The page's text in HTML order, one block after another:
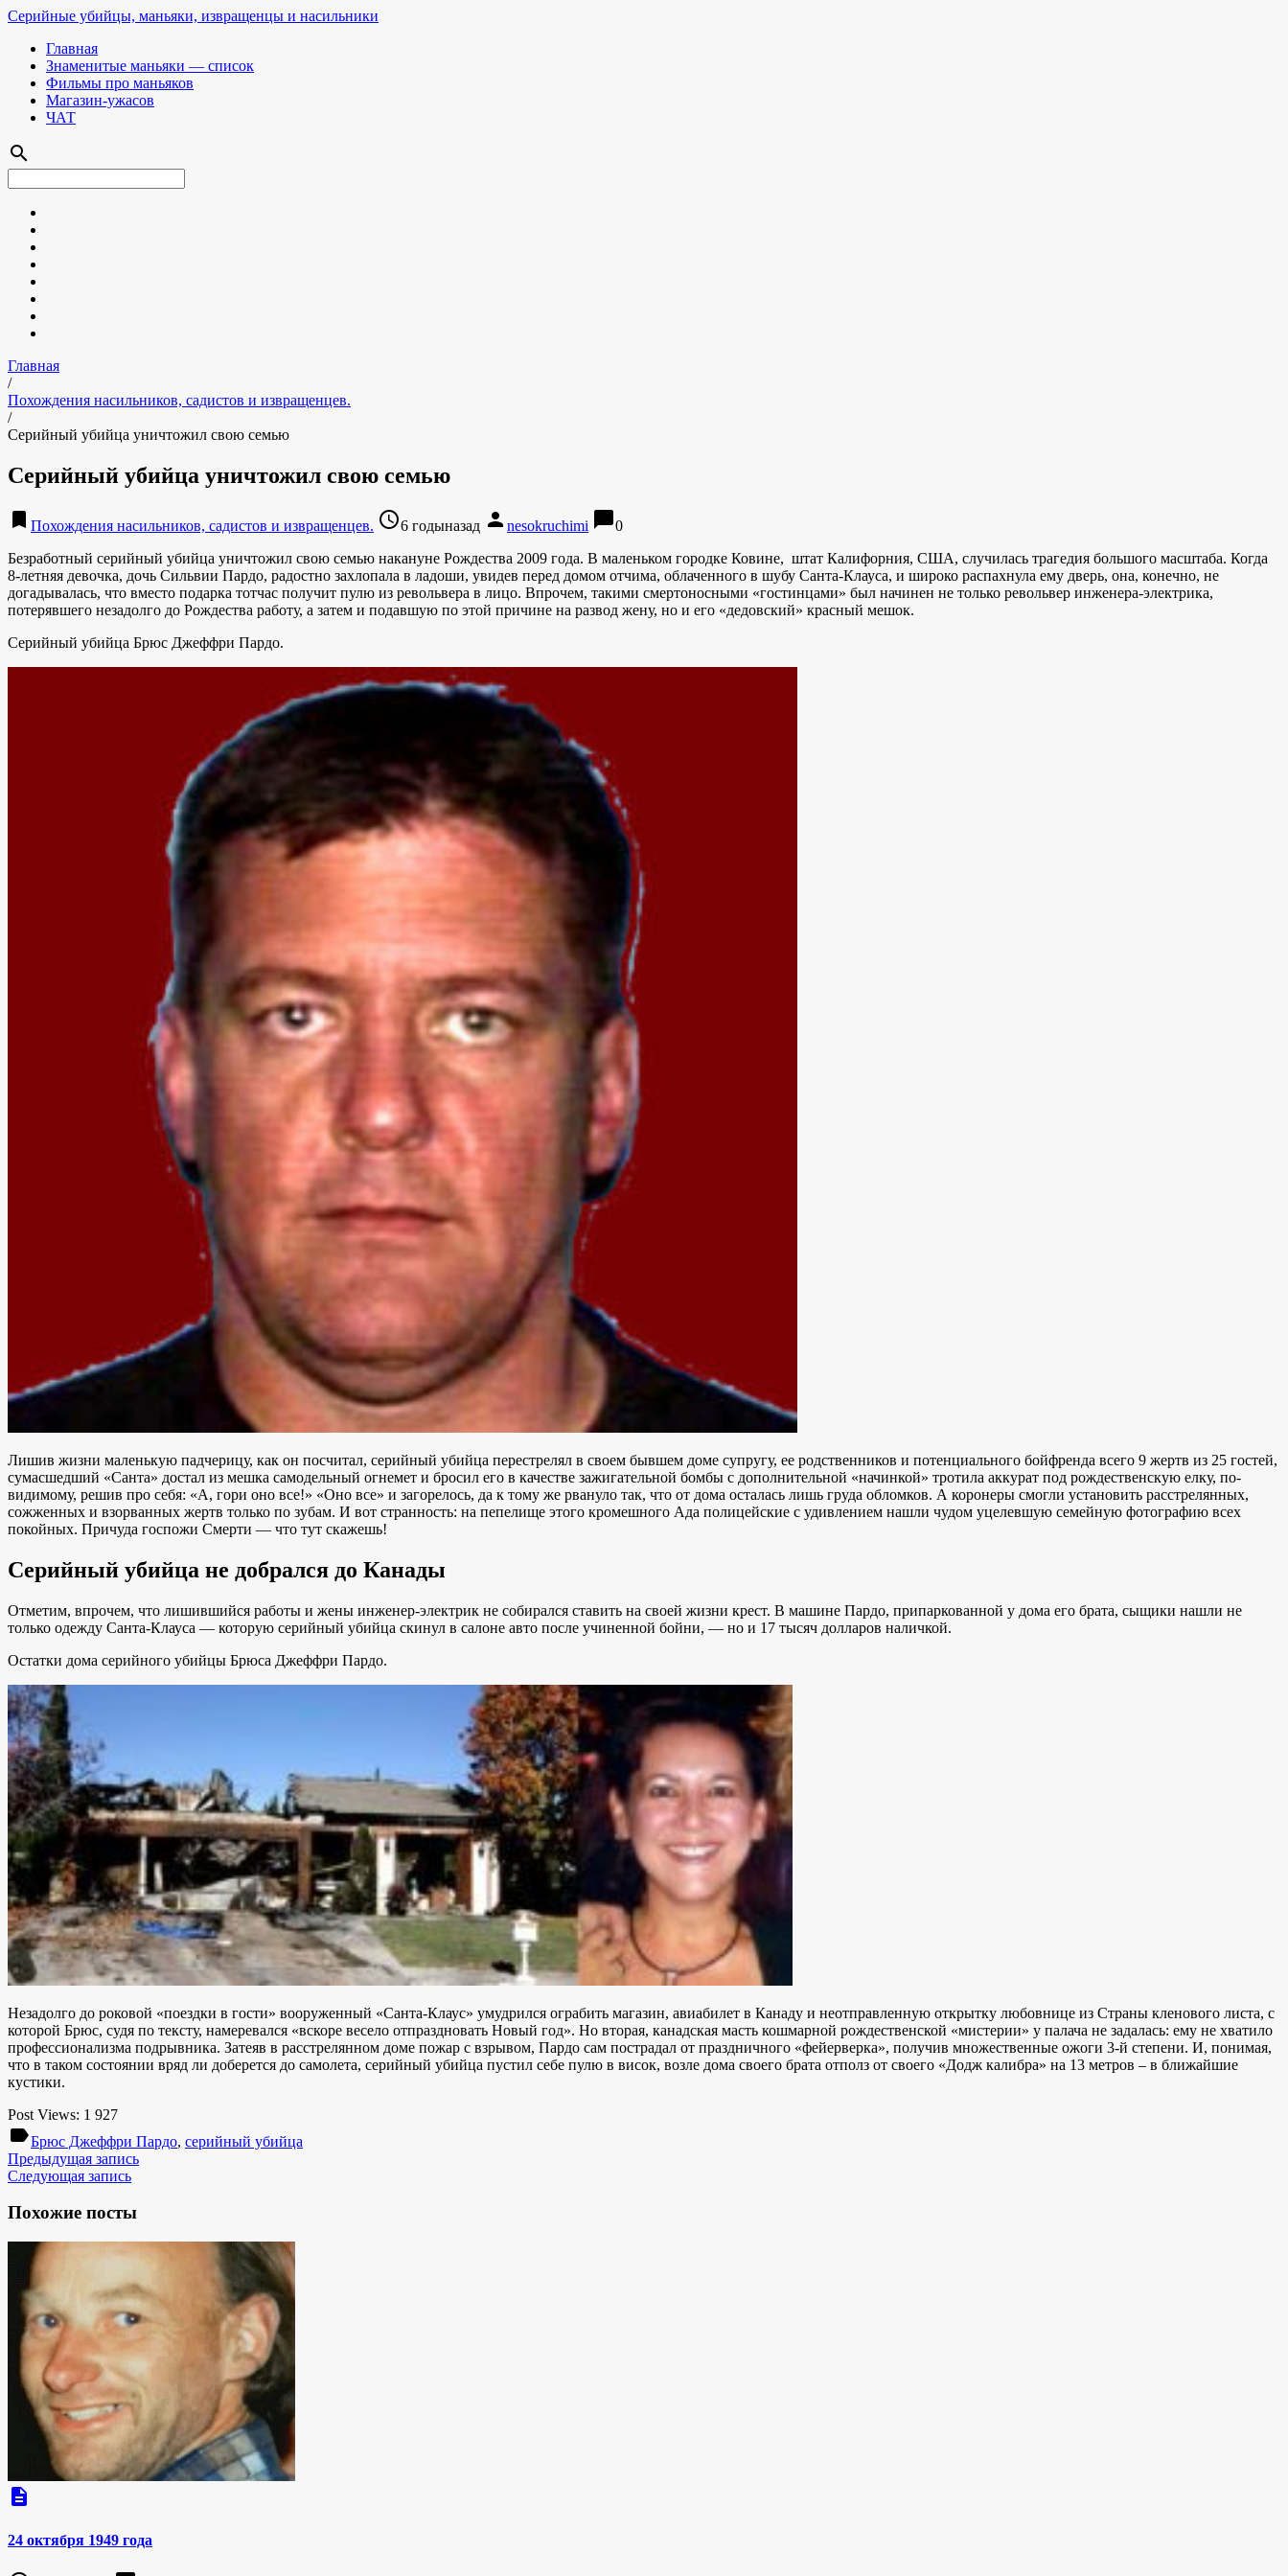
Серийные убийцы, маньяки, извращенцы и насильники
Главная
Знаменитые маньяки — список
Фильмы про маньяков
Магазин-ужасов
ЧАТ
search
Главная
/
Похождения насильников, садистов и извращенцев.
/
Серийный убийца уничтожил свою семью
Серийный убийца уничтожил свою семью
bookmark Похождения насильников, садистов и извращенцев. access_time6 годыназад person nesokruchimi chat_bubble0
Безработный серийный убийца уничтожил свою семью накануне Рождества 2009 года. В маленьком городке Ковине, штат Калифорния, США, случилась трагедия большого масштаба. Когда
8-летняя девочка, дочь Сильвии Пардо, радостно захлопала в ладоши, увидев перед домом отчима, облаченного в шубу Санта-Клауса, и широко распахнула ему дверь, она, конечно, не
догадывалась, что вместо подарка тотчас получит пулю из револьвера в лицо. Впрочем, такими смертоносными «гостинцами» был начинен не только револьвер инженера-электрика,
потерявшего незадолго до Рождества работу, а затем и подавшую по этой причине на развод жену, но и его «дедовский» красный мешок.
Серийный убийца Брюс Джеффри Пардо.
Лишив жизни маленькую падчерицу, как он посчитал, серийный убийца перестрелял в своем бывшем доме супругу, ее родственников и потенциального бойфренда всего 9 жертв из 25 гостей,
сумасшедший «Санта» достал из мешка самодельный огнемет и бросил его в качестве зажигательной бомбы с дополнительной «начинкой» тротила аккурат под рождественскую елку, по-
видимому, решив про себя: «А, гори оно все!» «Оно все» и загорелось, да к тому же рвануло так, что от дома осталась лишь груда обломков. А коронеры смогли установить расстрелянных,
сожженных и взорванных жертв только по зубам. И вот странность: на пепелище этого кромешного Ада полицейские с удивлением нашли чудом уцелевшую семейную фотографию всех
покойных. Причуда госпожи Смерти — что тут скажешь!
Серийный убийца не добрался до Канады
Отметим, впрочем, что лишившийся работы и жены инженер-электрик не собирался ставить на своей жизни крест. В машине Пардо, припаркованной у дома его брата, сыщики нашли не
только одежду Санта-Клауса — которую серийный убийца скинул в салоне авто после учиненной бойни, — но и 17 тысяч долларов наличкой.
Остатки дома серийного убийцы Брюса Джеффри Пардо.
Незадолго до роковой «поездки в гости» вооруженный «Санта-Клаус» умудрился ограбить магазин, авиабилет в Канаду и неотправленную открытку любовнице из Страны кленового листа, с
которой Брюс, судя по тексту, намеревался «вскоре весело отпраздновать Новый год». Но вторая, канадская масть кошмарной рождественской «мистерии» у палача не задалась: ему не хватило
профессионализма подрывника. Затеяв в расстрелянном доме пожар с взрывом, Пардо сам пострадал от праздничного «фейерверка», получив множественные ожоги 3-й степени. И, понимая,
что в таком состоянии вряд ли доберется до самолета, серийный убийца пустил себе пулю в висок, возле дома своего брата отполз от своего «Додж калибра» на 13 метров – в ближайшие
кустики.
Post Views: 1 927
labelБрюс Джеффри Пардо, серийный убийца
Предыдущая запись
Следующая запись
Похожие посты
description
24 октября 1949 года